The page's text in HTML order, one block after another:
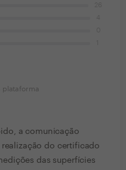
plataforma
a comunicação
do certificado
das superfícies